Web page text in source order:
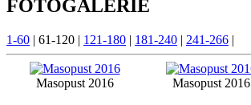
FOTOGALERIE
1-60 | 61-120 | 121-180 | 181-240 | 241-266 |
Masopust 2016 Masopust 2016